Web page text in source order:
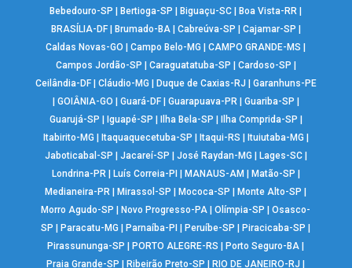
Bebedouro-SP
Bertioga-SP Biguaçu-SC Boa Vista-RR
BRASÍLIA-DF| Brumado-BA| Cabreúva-SP Cajamar-SP
Caldas Novas-GO
|Campo Belo-MG |CAMPO GRANDE-MS
Campos Jordão-SP
Caraguatatuba-SP Cardoso-SP
Ceilândia-DF| Cláudio-MG Duque de Caxias-RJ
Garanhuns-PE
GOIÂNIA-GO Guará-DF| Guarapuava-PR| Guariba-SP
Guarujá-SP
Iguapé-SP Ilha Bela-SP Ilha Comprida-SP
Itabirito-MG
Itaquaquecetuba-SP Itaqui-RS Ituiutaba-MG
Jaboticabal-SP
Jacareí-SP José Raydan-MG Lages-SC|
Londrina-PR| Luís Correia-PI MANAUS-AM Matão-SP
Medianeira-PR
Mirassol-SP Mococa-SP Monte Alto-SP
Morro Agudo-SP
Novo Progresso-PA |Olímpia-SP |Osasco-
SP
Paracatu-MG Parnaíba-PI Peruíbe-SP Piracicaba-SP
Pirassununga-SP
PORTO ALEGRE-RS Porto Seguro-BA
Praia Grande-SP
Ribeirão Preto-SP RIO DE JANEIRO-RJ